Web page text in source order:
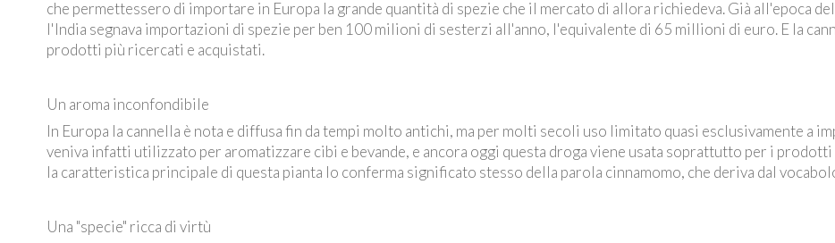
che permettessero di importare in Europa la grande quantità di spezie che il mercato di allora richiedeva. Già all'epoca
l'India segnava importazioni di spezie per ben 100 milioni di sesterzi all'anno, l'equivalente di 65 millioni di euro. E la
prodotti più ricercati e acquistati.
Un aroma inconfondibile
In Europa la cannella è nota e diffusa fin da tempi molto antichi, ma per molti secoli uso limitato quasi esclusivamente a
veniva infatti utilizzato per aromatizzare cibi e bevande, e ancora oggi questa droga viene usata soprattutto per i
la caratteristica principale di questa pianta lo conferma significato stesso della parola cinnamomo, che deriva dal
Una "specie" ricca di virtù